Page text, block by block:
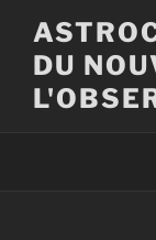
contenu
principal
DU